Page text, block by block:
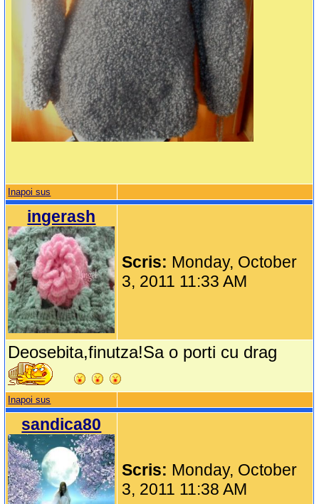
Inapoi sus
ingerash
Scris: Monday, October
3, 2011 11:33 AM
Deosebita,finutza!Sa o porti cu drag
Inapoi sus
sandica80
Scris: Monday, October
3, 2011 11:38 AM